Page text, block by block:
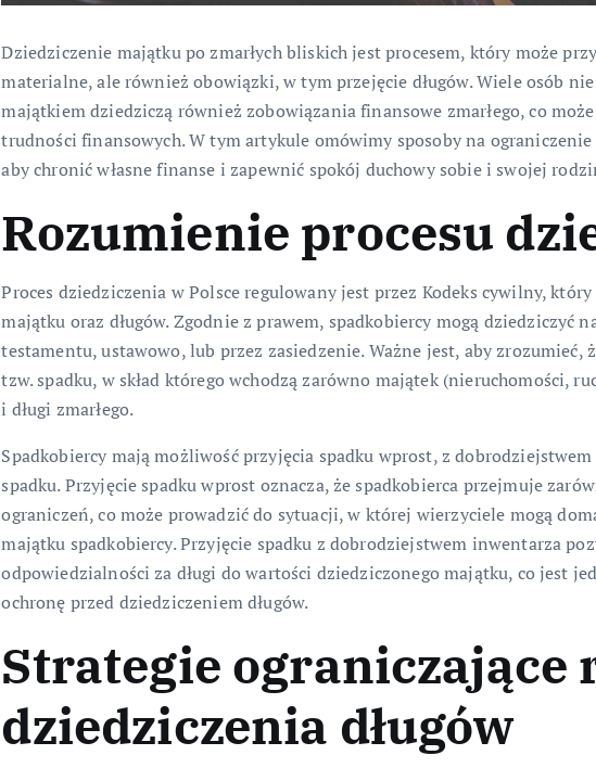
Dziedziczenie majątku po zmarłych bliskich jest procesem, który może
materialne, ale również obowiązki, w tym przejęcie długów. Wiele osób
majątkiem dziedziczą również zobowiązania finansowe zmarłego, co
trudności finansowych. W tym artykule omówimy sposoby na ograniczenie
aby chronić własne finanse i zapewnić spokój duchowy sobie i swojej
Rozumienie procesu
Proces dziedziczenia w Polsce regulowany jest przez Kodeks cywilny,
majątku oraz długów. Zgodnie z prawem, spadkobiercy mogą dziedziczyć
testamentu, ustawowo, lub przez zasiedzenie. Ważne jest, aby zrozumieć,
tzw. spadku, w skład którego wchodzą zarówno majątek (nieruchomości,
i długi zmarłego.
Spadkobiercy mają możliwość przyjęcia spadku wprost, z
spadku. Przyjęcie spadku wprost oznacza, że spadkobierca przejmuje
ograniczeń, co może prowadzić do sytuacji, w której wierzyciele mogą
majątku spadkobiercy. Przyjęcie spadku z dobrodziejstwem inwentarza
odpowiedzialności za długi do wartości dziedziczonego majątku, co jest
ochronę przed dziedziczeniem długów.
Strategie ograniczające
dziedziczenia długów